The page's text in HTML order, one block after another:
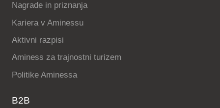
Nagrade in priznanja
Kariera v Aminessu
Aktivni razpisi
Aminess za trajnostni turizem
Politike Aminessa
B2B